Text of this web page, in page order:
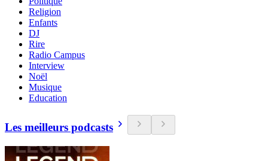
Religion
Enfants
DJ
Rire
Radio Campus
Interview
Noël
Musique
Education
Les meilleurs podcasts